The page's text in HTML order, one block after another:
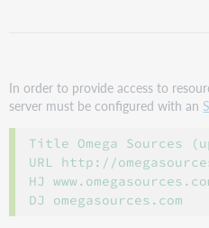
In order to provide access to
server must be configured with an
Title Omega Sources
URL http://
HJ